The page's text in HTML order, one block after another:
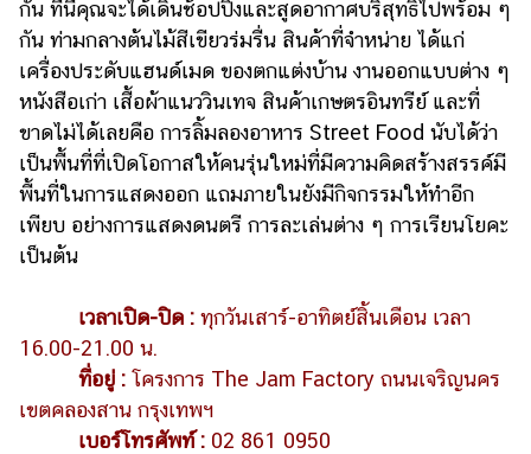
กัน ที่นี่คุณจะได้เดินช้อปปิ้งและสูดอากาศบริสุทธิ์ไปพร้อม ๆ
กัน ท่ามกลางต้นไม้สีเขียวร่มรื่น สินค้าที่จำหน่าย ได้แก่
เครื่องประดับแฮนด์เมด ของตกแต่งบ้าน งานออกแบบต่าง ๆ
หนังสือเก่า เสื้อผ้าแนววินเทจ สินค้าเกษตรอินทรีย์ และที่
ขาดไม่ได้เลยคือ การลิ้มลองอาหาร Street Food นับได้ว่า
เป็นพื้นที่ที่เปิดโอกาสให้คนรุ่นใหม่ที่มีความคิดสร้างสรรค์มี
พื้นที่ในการแสดงออก แถมภายในยังมีกิจกรรมให้ทำอีก
เพียบ อย่างการแสดงดนตรี การละเล่นต่าง ๆ การเรียนโยคะ
เป็นต้น
เวลาเปิด-ปิด : ทุกวันเสาร์-อาทิตย์สิ้นเดือน เวลา
16.00-21.00 น.
ที่อยู่ : โครงการ The Jam Factory ถนนเจริญนคร
เขตคลองสาน กรุงเทพฯ
เบอร์โทรศัพท์ : 02 861 0950